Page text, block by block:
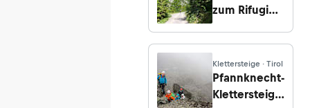
zum Rifugio
Pedrotti von
Molveno
Klettersteige · Tirol
Pfannknecht-
Klettersteig